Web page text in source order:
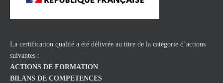
La certification qualité a été délivrée au titre de la catégorie d’actions
suivantes :
ACTIONS DE FORMATION
BILANS DE COMPETENCES